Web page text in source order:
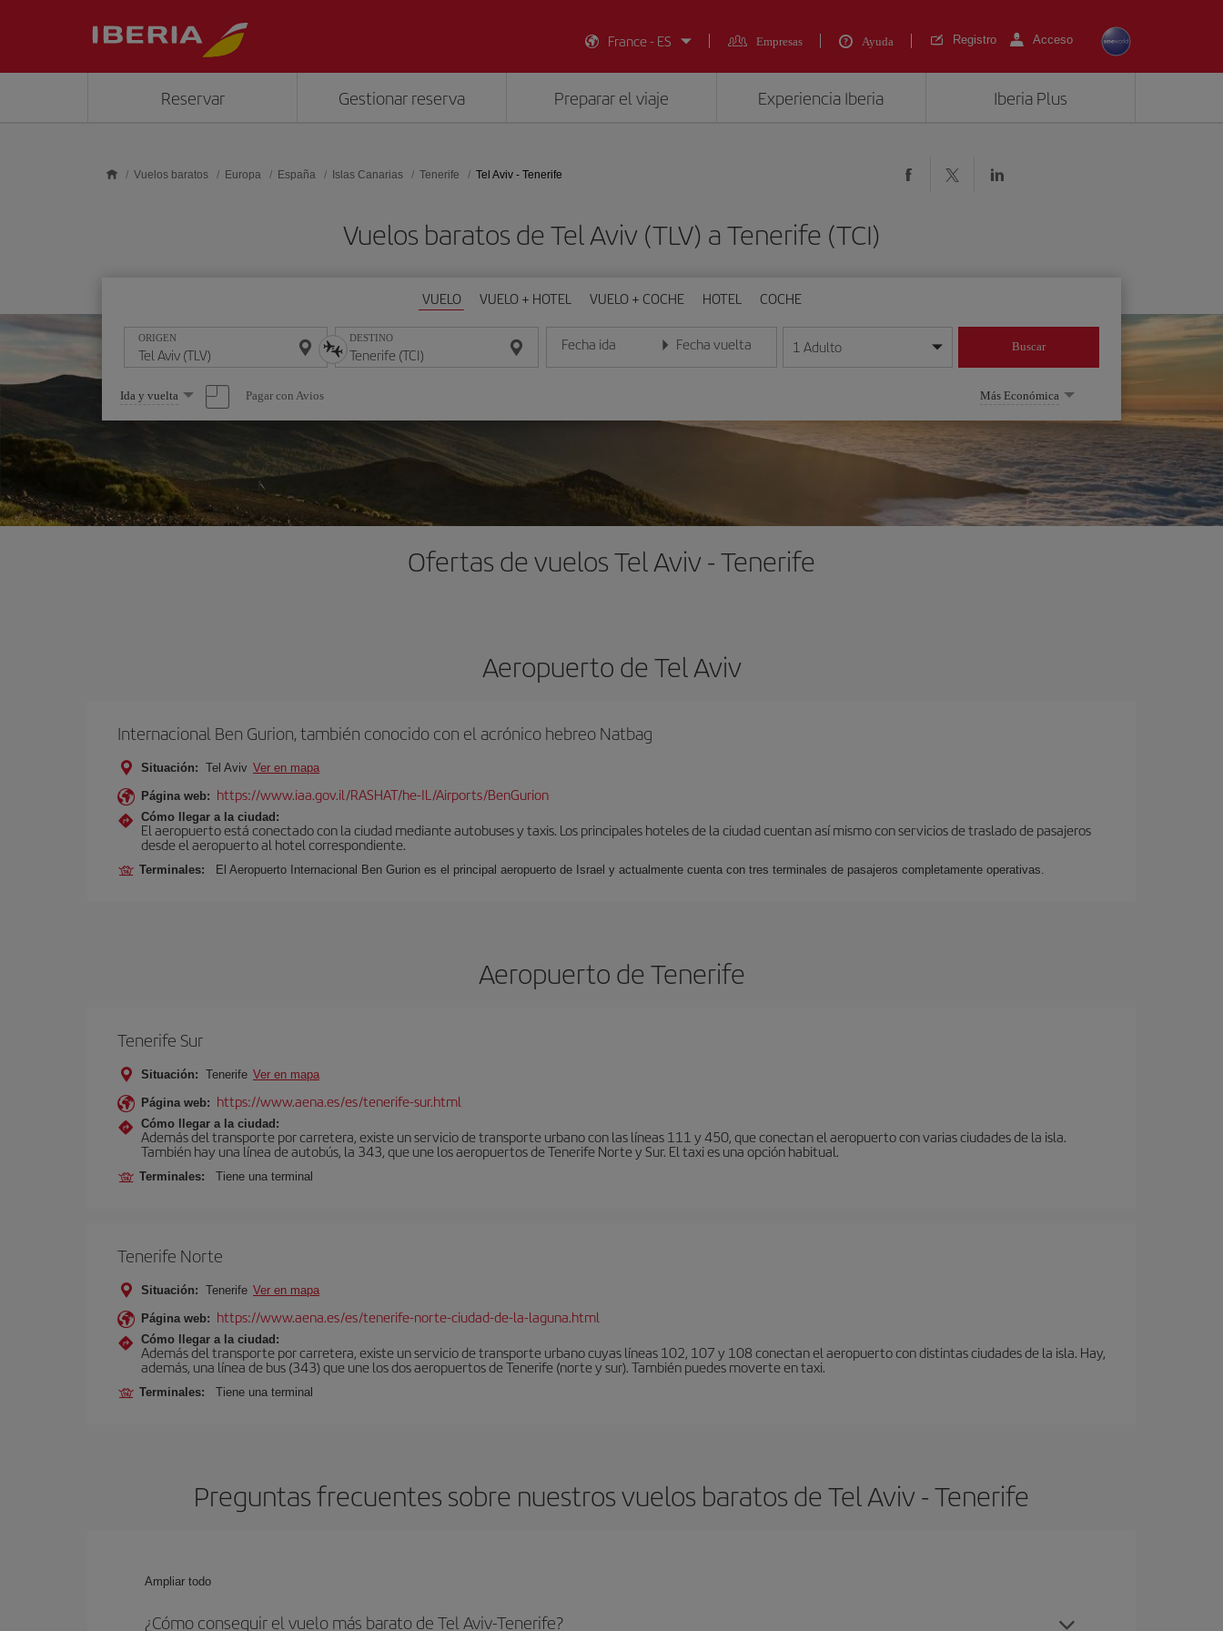
France - ES
Empresas Ayuda Registro Acceso
Reservar Gestionar reserva Preparar el viaje Experiencia Iberia Iberia Plus
Vuelos baratos Europa España Islas Canarias Tenerife Tel Aviv - Tenerife
Vuelos baratos de Tel Aviv (TLV) a Tenerife (TCI)
VUELO VUELO + HOTEL VUELO + COCHE HOTEL COCHE
ORIGEN DESTINO Fecha ida
Introduce la fecha en formato día/mes/año
Fecha vuelta
Introduce la fecha en formato día/mes/año
1 Adulto Buscar
Seleccione
una
opción
Ida y vuelta Pagar con Avios Más Económica
Ofertas de vuelos Tel Aviv - Tenerife
Aeropuerto de Tel Aviv
Internacional Ben Gurion, también conocido con el acrónico hebreo Natbag
Situación: Tel Aviv Ver en mapa
Página web: https://www.iaa.gov.il/RASHAT/he-IL/Airports/BenGurion
Cómo llegar a la ciudad:
El aeropuerto está conectado con la ciudad mediante autobuses y taxis. Los principales hoteles de la ciudad cuentan así mismo con servicios de traslado de pasajeros
desde el aeropuerto al hotel correspondiente.
Terminales: El Aeropuerto Internacional Ben Gurion es el principal aeropuerto de Israel y actualmente cuenta con tres terminales de pasajeros completamente operativas.
Aeropuerto de Tenerife
Tenerife Sur
Situación: Tenerife Ver en mapa
Página web: https://www.aena.es/es/tenerife-sur.html
Cómo llegar a la ciudad:
Además del transporte por carretera, existe un servicio de transporte urbano con las líneas 111 y 450, que conectan el aeropuerto con varias ciudades de la isla.
También hay una línea de autobús, la 343, que une los aeropuertos de Tenerife Norte y Sur. El taxi es una opción habitual.
Terminales: Tiene una terminal
Tenerife Norte
Situación: Tenerife Ver en mapa
Página web: https://www.aena.es/es/tenerife-norte-ciudad-de-la-laguna.html
Cómo llegar a la ciudad:
Además del transporte por carretera, existe un servicio de transporte urbano cuyas líneas 102, 107 y 108 conectan el aeropuerto con distintas ciudades de la isla. Hay,
además, una línea de bus (343) que une los dos aeropuertos de Tenerife (norte y sur). También puedes moverte en taxi.
Terminales: Tiene una terminal
Preguntas frecuentes sobre nuestros vuelos baratos de Tel Aviv - Tenerife
Ampliar todo
¿Cómo conseguir el vuelo más barato de Tel Aviv-Tenerife?